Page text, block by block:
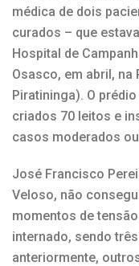
médica de dois
curados – que
Hospital de
Osasco, em abril,
Piratininga). O
criados 70 leitos e
casos moderados
José Francisco
Veloso, não
momentos de
internado, sendo
anteriormente,